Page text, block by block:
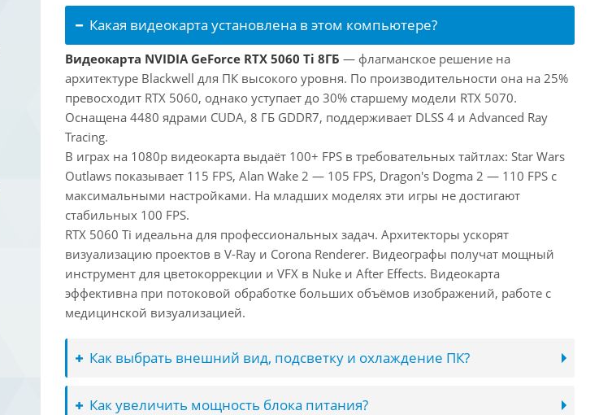
Какая видеокарта установлена в этом компьютере?
Видеокарта NVIDIA GeForce RTX 5060 Ti 8ГБ — флагманское решение на
архитектуре Blackwell для ПК высокого уровня. По производительности она на 25%
превосходит RTX 5060, однако уступает до 30% старшему модели RTX 5070.
Оснащена 4480 ядрами CUDA, 8 ГБ GDDR7, поддерживает DLSS 4 и Advanced Ray
Tracing.
В играх на 1080p видеокарта выдаёт 100+ FPS в требовательных тайтлах: Star Wars
Outlaws показывает 115 FPS, Alan Wake 2 — 105 FPS, Dragon's Dogma 2 — 110 FPS с
максимальными настройками. На младших моделях эти игры не достигают
стабильных 100 FPS.
RTX 5060 Ti идеальна для профессиональных задач. Архитекторы ускорят
визуализацию проектов в V-Ray и Corona Renderer. Видеографы получат мощный
инструмент для цветокоррекции и VFX в Nuke и After Effects. Видеокарта
эффективна при потоковой обработке больших объёмов изображений, работе с
медицинской визуализацией.
Как выбрать внешний вид, подсветку и охлаждение ПК?
Как увеличить мощность блока питания?